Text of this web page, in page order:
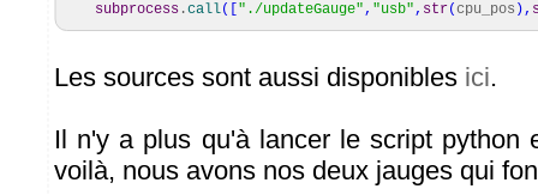
subprocess .call( "./updateGauge", "usb", str(cpu_pos ),
Les sources sont aussi disponibles ici.
Il n'y a plus qu'à lancer le script python
voilà, nous avons nos deux jauges qui